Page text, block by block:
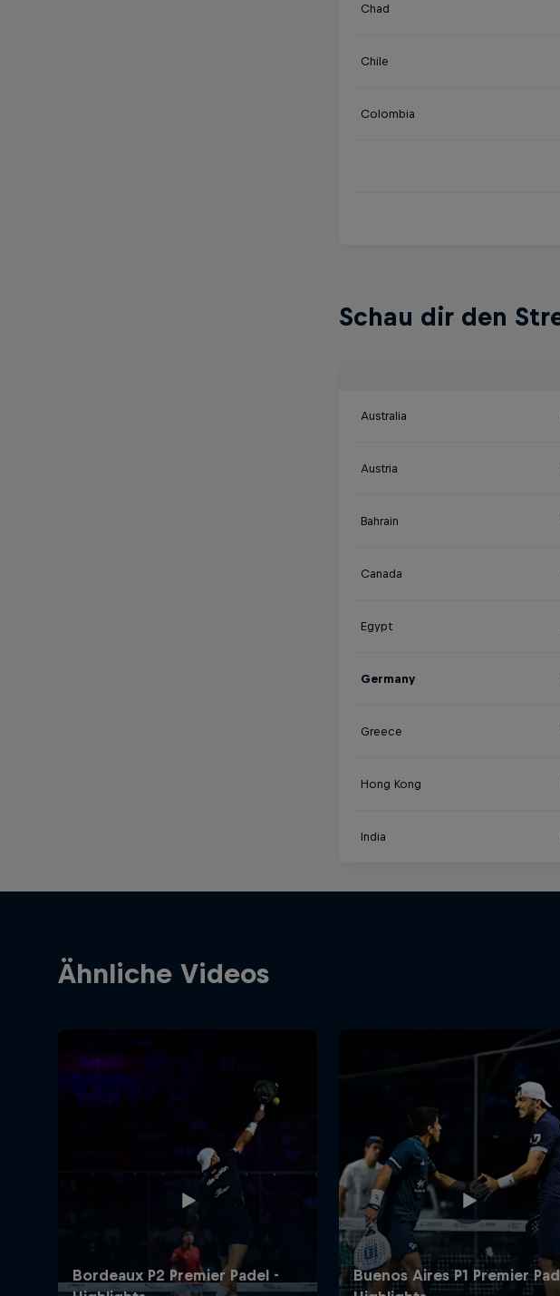
Chad
Chile
Colombia
Schau dir den
Australia
Austria
Bahrain
Canada
Egypt
Germany
Greece
Hong Kong
India
Ähnliche Videos